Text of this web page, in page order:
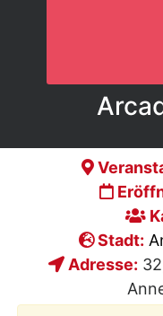
Stadt:
Adresse: